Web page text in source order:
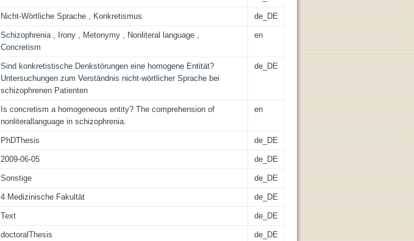
Nicht-Wörtliche Sprache , Konkretismus de_DE
Schizophrenia , Irony , Metonymy , Nonliteral language ,
Concretism
en
Sind konkretistische Denkstörungen eine homogene Entität?
Untersuchungen zum Verständnis nicht-wörtlicher Sprache bei
schizophrenen Patienten
de_DE
Is concretism a homogeneous entity? The comprehension of
nonliterallanguage in schizophrenia.
en
PhDThesis de_DE
2009-06-05 de_DE
Sonstige de_DE
4 Medizinische Fakultät de_DE
Text de_DE
doctoralThesis de_DE